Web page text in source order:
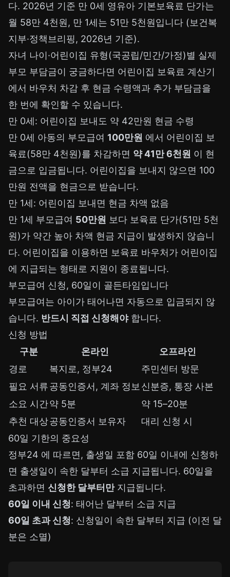
다. 2026년 기준 만 0세 영유아 기본보육료 단가는
월 58만 4천원, 만 1세는 51만 5천원입니다 (보건복
지부·정책브리핑, 2026년 기준).
자녀 나이·어린이집 유형(국공립/민간/가정)별 실제
부모 부담금이 궁금하다면 어린이집 보육료 계산기
에서 바우처 차감 후 현금 수령액과 추가 부담금을
한 번에 확인할 수 있습니다.
만 0세: 어린이집 보내도 약 42만원 현금 수령
만 0세 아동의 부모급여 100만원 에서 어린이집 보
육료(58만 4천원)를 차감하면 약 41만 6천원 이 현
금으로 입금됩니다. 어린이집을 보내지 않으면 100
만원 전액을 현금으로 받습니다.
만 1세: 어린이집 보내면 현금 차액 없음
만 1세 부모급여 50만원 보다 보육료 단가(51만 5천
원)가 약간 높아 차액 현금 지급이 발생하지 않습니
다. 어린이집을 이용하면 보육료 바우처가 어린이집
에 지급되는 형태로 지원이 종료됩니다.
부모급여 신청, 60일이 골든타임입니다
부모급여는 아이가 태어나면 자동으로 입금되지 않
습니다. 반드시 직접 신청해야합니다.
신청 방법
구분
온라인
오프라인
경로
복지로, 정부24
주민센터 방문
필요 서류공동인증서, 계좌 정보신분증, 통장 사본
소요 시간약 5분
약 15–20분
추천 대상공동인증서 보유자
대리 신청 시
60일 기한의 중요성
정부24 에 따르면, 출생일 포함 60일 이내에 신청하
면 출생일이 속한 달부터 소급 지급됩니다. 60일을
초과하면 신청한 달부터만지급됩니다.
60일 이내 신청: 태어난 달부터 소급 지급
60일 초과 신청: 신청일이 속한 달부터 지급 (이전 달
분은 소멸)